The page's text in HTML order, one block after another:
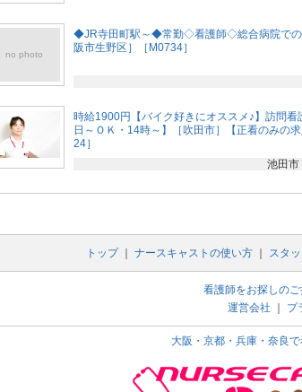
no photo
◆JR寺田町駅～◆常勤◇看護師◇総合病院での
阪市生野区］［M0734］
時給1900円【バイク好きにオススメ♪】訪問看
日～ＯＫ・14時～】［吹田市］【正看のみの
24］
池田市
トップ｜ ナースキャストの使い方｜ スタ
看護師をお探しの
運営会社
プ
大阪・京都・兵庫・奈良